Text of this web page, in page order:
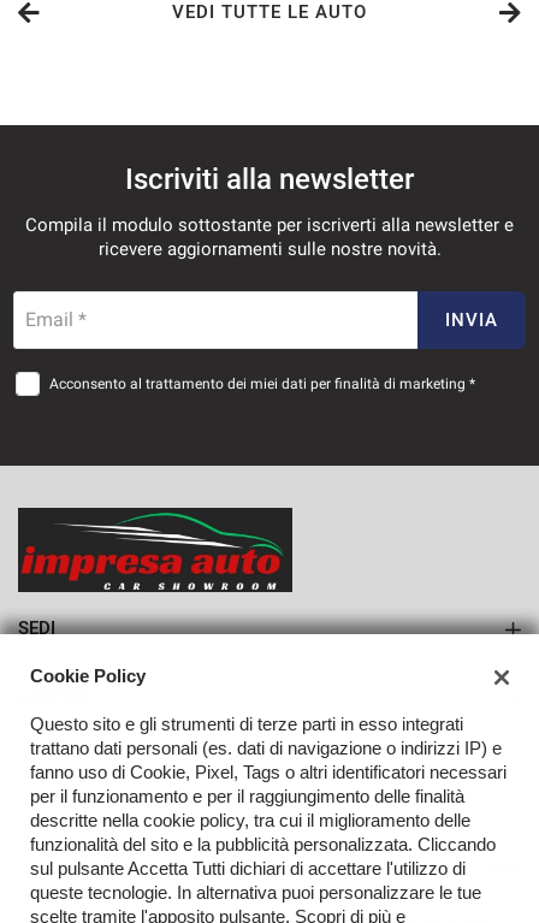
VEDI
756€/mese
36 Mesi
36 Mesi
VEDI
VEDI TUTTE LE AUTO
Iscriviti alla newsletter
Compila il modulo sottostante per iscriverti alla newsletter e
ricevere aggiornamenti sulle nostre novità.
Email * INVIA
Acconsento al trattamento dei miei dati per finalità di marketing *
SEDI
Azienda
Contatti
TORNA IN CIMA
Cookie Policy
Questo sito e gli strumenti di terze parti in esso integrati
trattano dati personali (es. dati di navigazione o indirizzi IP) e
fanno uso di Cookie, Pixel, Tags o altri identificatori necessari
per il funzionamento e per il raggiungimento delle finalità
descritte nella cookie policy, tra cui il miglioramento delle
funzionalità del sito e la pubblicità personalizzata. Cliccando
sul pulsante Accetta Tutti dichiari di accettare l'utilizzo di
queste tecnologie. In alternativa puoi personalizzare le tue
scelte tramite l'apposito pulsante. Scopri di più e